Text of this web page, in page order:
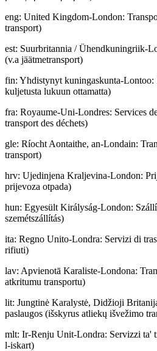
eng: United Kingdom-London:
transport)
est: Suurbritannia / Ühendkuningriik-
(v.a jäätmetransport)
fin: Yhdistynyt kuningaskunta-Lontoo:
kuljetusta lukuun ottamatta)
fra: Royaume-Uni-Londres: Services
transport des déchets)
gle: Ríocht Aontaithe, an-Londain:
transport)
hrv: Ujedinjena Kraljevina-London:
prijevoza otpada)
hun: Egyesült Királyság-London:
szemétszállítás)
ita: Regno Unito-Londra: Servizi di
rifiuti)
lav: Apvienotā Karaliste-Londona:
atkritumu transportu)
lit: Jungtinė Karalystė, Didžioji
paslaugos (išskyrus atliekų išvežimo
mlt: Ir-Renju Unit-Londra: Servizzi ta'
l-iskart)